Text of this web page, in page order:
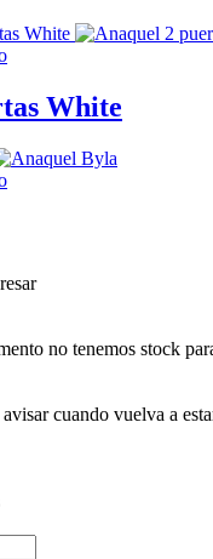
White
no tenemos stock
cuando vuelva a